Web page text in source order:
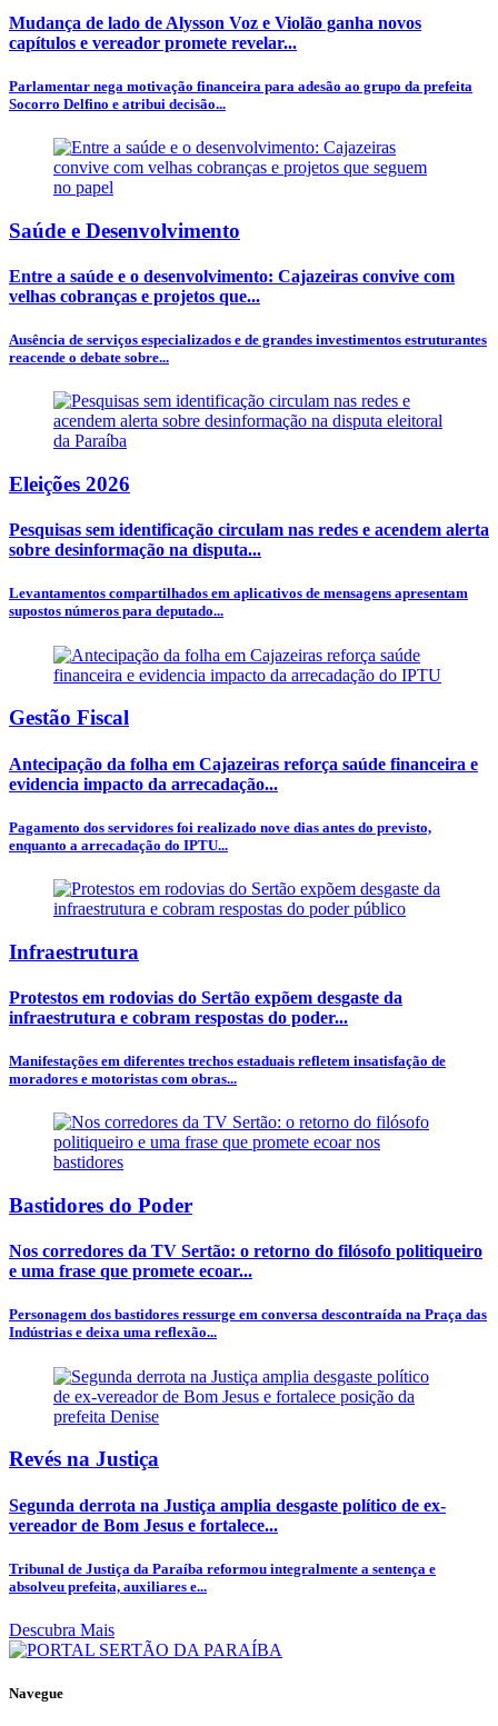
Mudança de lado de Alysson Voz e Violão ganha novos
capítulos e vereador promete revelar...
Parlamentar nega motivação financeira para adesão ao grupo da prefeita
Socorro Delfino e atribui decisão...
Saúde e Desenvolvimento
Entre a saúde e o desenvolvimento: Cajazeiras convive com
velhas cobranças e projetos que...
Ausência de serviços especializados e de grandes investimentos estruturantes
reacende o debate sobre...
Eleições 2026
Pesquisas sem identificação circulam nas redes e acendem alerta
sobre desinformação na disputa...
Levantamentos compartilhados em aplicativos de mensagens apresentam
supostos números para deputado...
Gestão Fiscal
Antecipação da folha em Cajazeiras reforça saúde financeira e
evidencia impacto da arrecadação...
Pagamento dos servidores foi realizado nove dias antes do previsto,
enquanto a arrecadação do IPTU...
Infraestrutura
Protestos em rodovias do Sertão expõem desgaste da
infraestrutura e cobram respostas do poder...
Manifestações em diferentes trechos estaduais refletem insatisfação de
moradores e motoristas com obras...
Bastidores do Poder
Nos corredores da TV Sertão: o retorno do filósofo politiqueiro
e uma frase que promete ecoar...
Personagem dos bastidores ressurge em conversa descontraída na Praça das
Indústrias e deixa uma reflexão...
Revés na Justiça
Segunda derrota na Justiça amplia desgaste político de ex-
vereador de Bom Jesus e fortalece...
Tribunal de Justiça da Paraíba reformou integralmente a sentença e
absolveu prefeita, auxiliares e...
Descubra Mais
Navegue